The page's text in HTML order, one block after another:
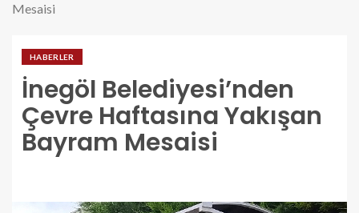
Mesaisi
HABERLER
İnegöl Belediyesi’nden
Çevre Haftasına Yakışan
Bayram Mesaisi